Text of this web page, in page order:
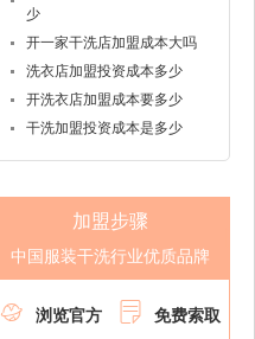
少
开一家干洗店加盟成本大吗
洗衣店加盟投资成本多少
开洗衣店加盟成本要多少
干洗加盟投资成本是多少
加盟步骤
中国服装干洗行业优质品牌

浏览官方

免费索取